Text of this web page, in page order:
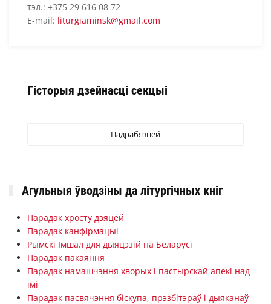
тэл.: +375 29 616 08 72
E-mail: liturgiaminsk@gmail.com
Гісторыя дзейнасці секцыі
Падрабязней
Агульныя ўводзіны да літургічных кніг
Парадак хросту дзяцей
Парадак канфірмацыі
Рымскі Імшал для дыяцэзій на Беларусі
Парадак пакаяння
Парадак намашчэння хворых і пастырскай апекі над
імі
Парадак пасвячэння біскупа, прэзбітэраў і дыяканаў